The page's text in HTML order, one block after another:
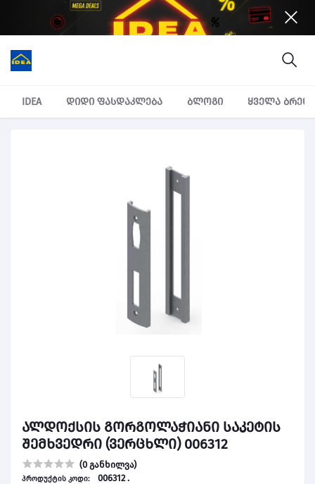
IDEA დიდი ფასდაკლება ბლოგი ყველა
ალდოქსის გორგოლაჭიანი საკეტის
შემხვედრი (ვერცხლი) 006312
(0 განხილვა)
პროდუქტის კოდი: 006312 .